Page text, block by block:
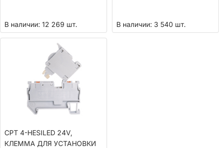
В наличии: 12 269 шт. В наличии: 3 540 шт.
CPT 4-HESILED 24V,
КЛЕММА ДЛЯ УСТАНОВКИ